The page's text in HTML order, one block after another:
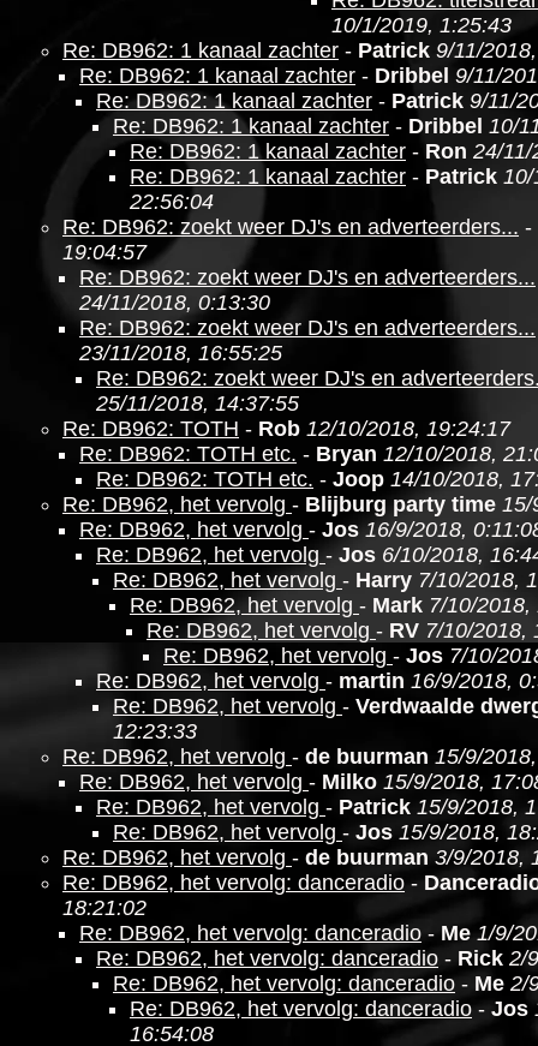
10/1/2019, 1:25:43
Re: DB962: 1 kanaal zachter - Patrick 9/11/
Re: DB962: 1 kanaal zachter - Dribbel 9/11/
Re: DB962: 1 kanaal zachter - Patrick 9/11/
Re: DB962: 1 kanaal zachter - Dribbel 10/
Re: DB962: 1 kanaal zachter - Ron 24/11/
Re: DB962: 1 kanaal zachter - Patrick 10/
22:56:04
Re: DB962: zoekt weer DJ's en adverteerders... -
19:04:57
Re: DB962: zoekt weer DJ's en adverteerders...
24/11/2018, 0:13:30
Re: DB962: zoekt weer DJ's en adverteerders...
23/11/2018, 16:55:25
Re: DB962: zoekt weer DJ's en
25/11/2018, 14:37:55
Re: DB962: TOTH - Rob 12/10/2018, 19:24:17
Re: DB962: TOTH etc. - Bryan 12/10/2018,
Re: DB962: TOTH etc. - Joop 14/10/2018,
Re: DB962, het vervolg - Blijburg party time 15/
Re: DB962, het vervolg - Jos 16/9/2018,
Re: DB962, het vervolg - Jos 6/10/2018,
Re: DB962, het vervolg - Harry 7/10/2018,
Re: DB962, het vervolg - Mark 7/10/2018,
Re: DB962, het vervolg - RV 7/10/2018,
Re: DB962, het vervolg - Jos 7/10/
Re: DB962, het vervolg - martin 16/9/2018,
Re: DB962, het vervolg - Verdwaalde
12:23:33
Re: DB962, het vervolg - de buurman 15/9/
Re: DB962, het vervolg - Milko 15/9/2018,
Re: DB962, het vervolg - Patrick 15/9/2018,
Re: DB962, het vervolg - Jos 15/9/2018,
Re: DB962, het vervolg - de buurman 3/9/2018,
Re: DB962, het vervolg: danceradio -
18:21:02
Re: DB962, het vervolg: danceradio - Me 1/9/
Re: DB962, het vervolg: danceradio - Rick 2/
Re: DB962, het vervolg: danceradio - Me 2/
Re: DB962, het vervolg: danceradio - Jos
16:54:08